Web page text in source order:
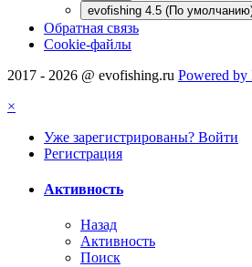
evofishing 4.5 (По
Обратная связь
Cookie-файлы
2017 - 2026 @ evofishing.ru Powered
×
Уже зарегистрированы? Войти
Регистрация
Активность
Назад
Активность
Поиск